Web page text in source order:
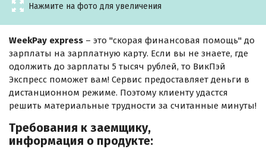
Нажмите на фото для увеличения
WeekPay express – это "скорая финансовая помощь" до
зарплаты на зарплатную карту. Если вы не знаете, где
одолжить до зарплаты 5 тысяч рублей, то ВикПэй
Экспресс поможет вам! Сервис предоставляет деньги в
дистанционном режиме. Поэтому клиенту удастся
решить материальные трудности за считанные минуты!
Требования к заемщику,
информация о продукте: